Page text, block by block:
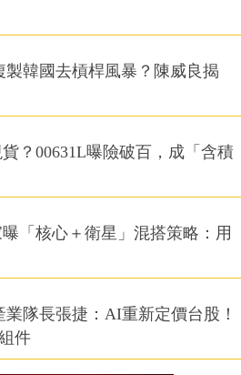
韓國去槓桿風暴？陳威良揭
？00631L曝險破百，成「含積
「核心＋衛星」混搭策略：用
業隊長張捷：AI重新定價台股！
件